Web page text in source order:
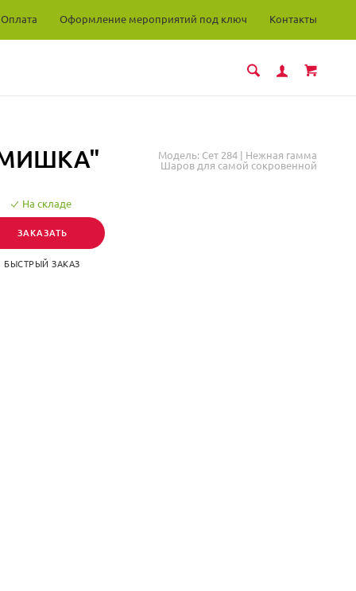
Оплата Оформление мероприятий под ключ Контакты
Модель: Сет 284 | Нежная гамма
Шаров для самой сокровенной
На складе
ЗАКАЗАТЬ
БЫСТРЫЙ ЗАКАЗ